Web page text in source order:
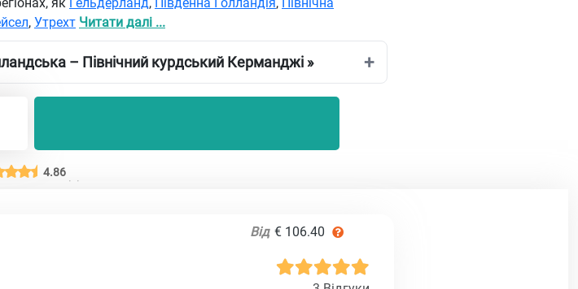
, Утрехт Читати далі ...
– Північний курдський Керманджі »
4.86
Від € 106.40